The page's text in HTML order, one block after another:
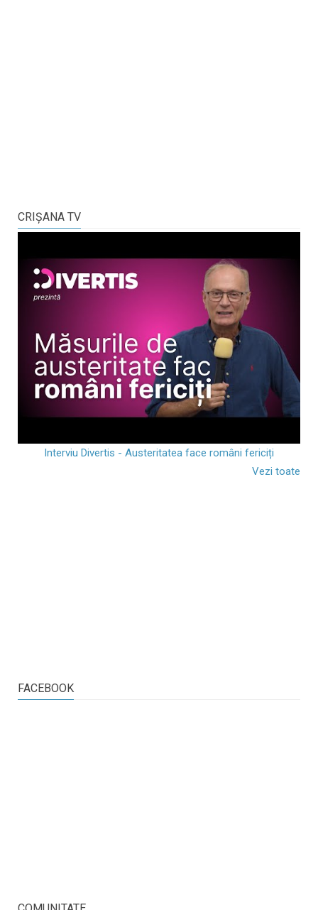
CRIŞANA TV
Interviu Divertis - Austeritatea face români fericiți
Vezi toate
FACEBOOK